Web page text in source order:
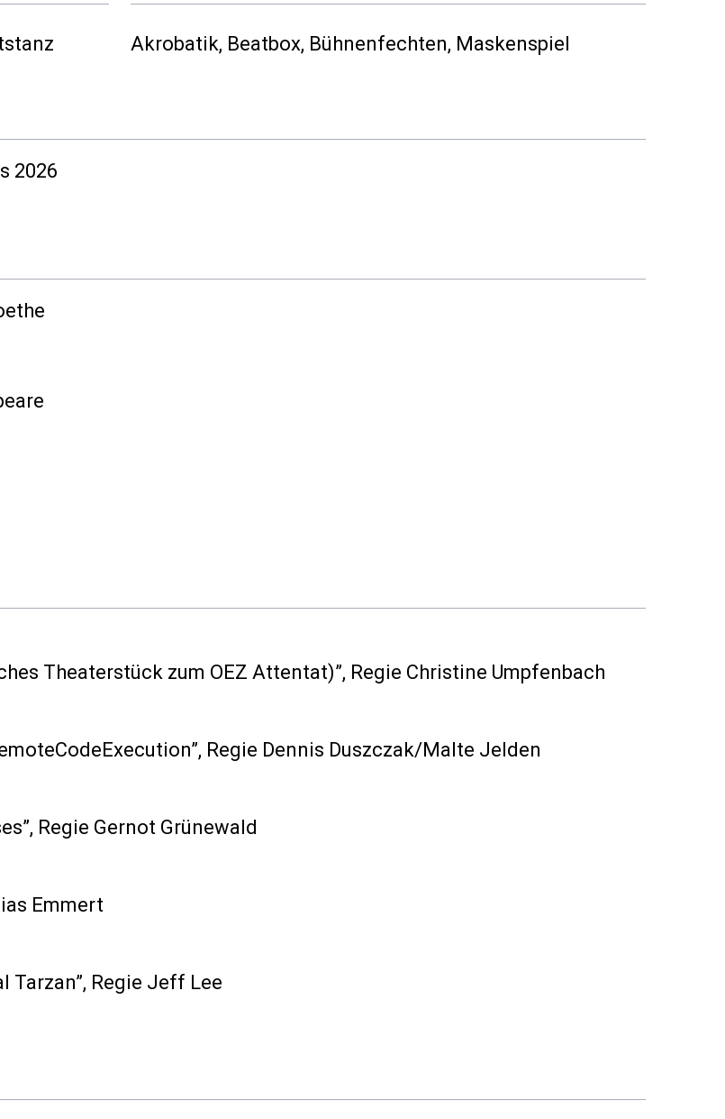
Akrobatik, Beatbox, Bühnenfechten, Maskenspiel
2026
Theaterstück zum OEZ Attentat)”, Regie Christine Umpfenbach
, Regie Dennis Duszczak/Malte Jelden
, Regie Gernot Grünewald
Emmert
Tarzan”, Regie Jeff Lee